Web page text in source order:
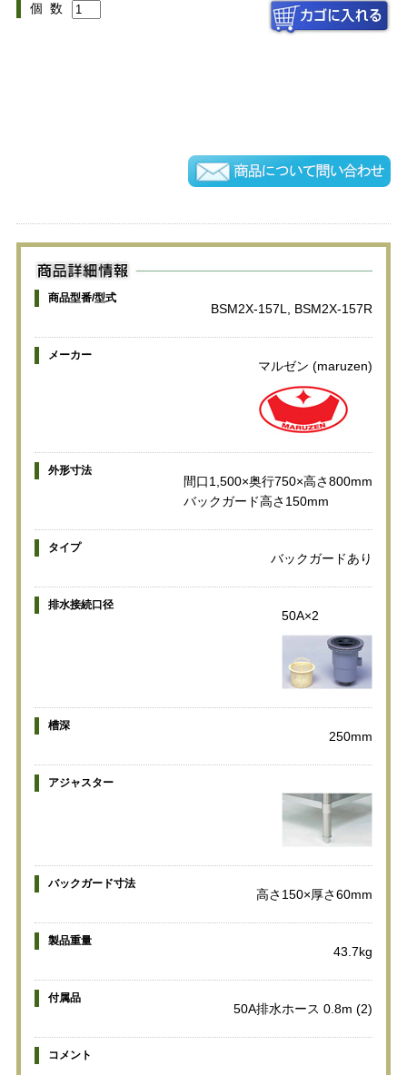
個 数
商品型番/型式
BSM2X-157L, BSM2X-157R
メーカー
マルゼン (maruzen)
外形寸法
間口1,500×奥行750×高さ800mm
バックガード高さ150mm
タイプ
バックガードあり
排水接続口径
50A×2
槽深
250mm
アジャスター
バックガード寸法
高さ150×厚さ60mm
製品重量
43.7kg
付属品
50A排水ホース 0.8m (2)
コメント